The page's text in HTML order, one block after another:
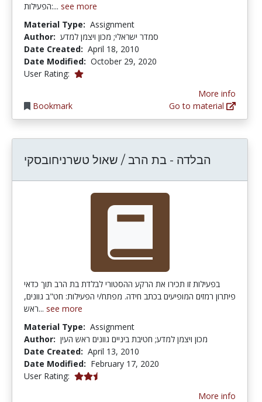
הפעילות:... see more
Material Type: Assignment
Author: סמדר ישראלי; מכון ויצמן למדע
Date Created: April 18, 2010
Date Modified: October 29, 2020
User Rating: 1.0 stars
Bookmark
More info
Go to material
הבלדה - בת הרב / שאול טשרניחובסקי
בפעילות זו תכירו את הרקע ההסטורי לבלדת בת הרב תוך כדאי
פיתרון רמזים המופיעים בכתב חידה. מפתח/י הפעילות: חט"ב גוונים,
ראש... see more
Material Type: Assignment
Author: מכון ויצמן למדע; חטיבת ביניים גוונים ראש העין
Date Created: April 13, 2010
Date Modified: February 17, 2020
User Rating: 2.5 stars
More info